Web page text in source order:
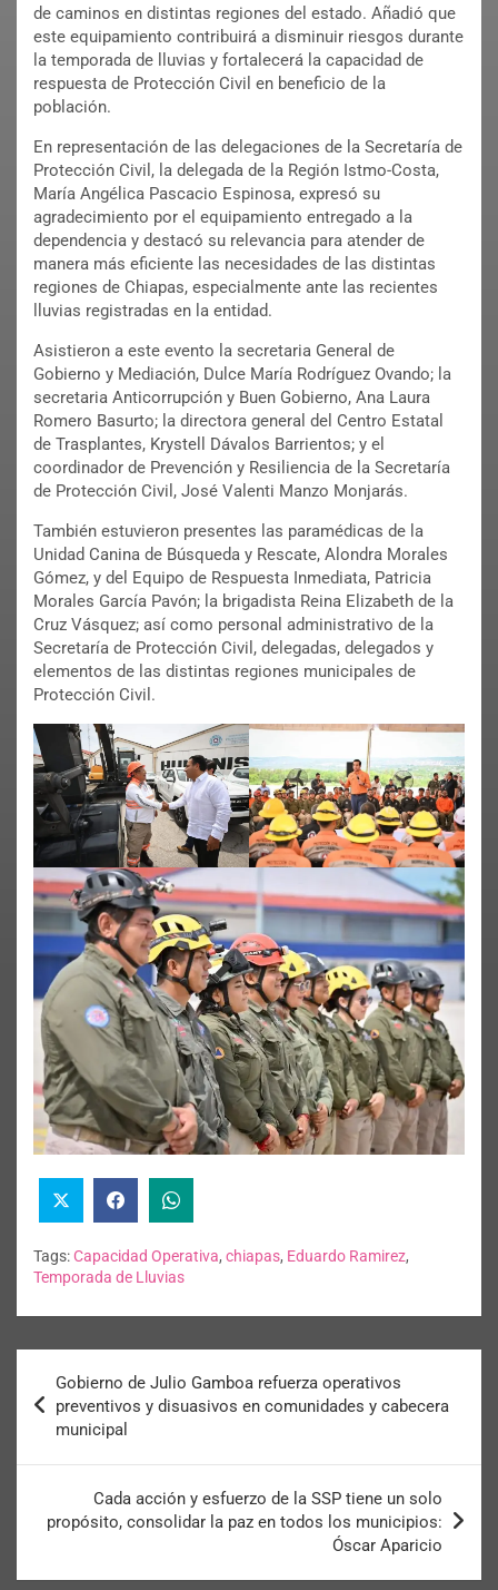
de caminos en distintas regiones del estado. Añadió que
este equipamiento contribuirá a disminuir riesgos durante
la temporada de lluvias y fortalecerá la capacidad de
respuesta de Protección Civil en beneficio de la
población.
En representación de las delegaciones de la Secretaría de
Protección Civil, la delegada de la Región Istmo-Costa,
María Angélica Pascacio Espinosa, expresó su
agradecimiento por el equipamiento entregado a la
dependencia y destacó su relevancia para atender de
manera más eficiente las necesidades de las distintas
regiones de Chiapas, especialmente ante las recientes
lluvias registradas en la entidad.
Asistieron a este evento la secretaria General de
Gobierno y Mediación, Dulce María Rodríguez Ovando; la
secretaria Anticorrupción y Buen Gobierno, Ana Laura
Romero Basurto; la directora general del Centro Estatal
de Trasplantes, Krystell Dávalos Barrientos; y el
coordinador de Prevención y Resiliencia de la Secretaría
de Protección Civil, José Valenti Manzo Monjarás.
También estuvieron presentes las paramédicas de la
Unidad Canina de Búsqueda y Rescate, Alondra Morales
Gómez, y del Equipo de Respuesta Inmediata, Patricia
Morales García Pavón; la brigadista Reina Elizabeth de la
Cruz Vásquez; así como personal administrativo de la
Secretaría de Protección Civil, delegadas, delegados y
elementos de las distintas regiones municipales de
Protección Civil.
Tags:Capacidad Operativa, chiapas, Eduardo Ramirez,
Temporada de Lluvias
Gobierno de Julio Gamboa refuerza operativos
preventivos y disuasivos en comunidades y cabecera
municipal
Cada acción y esfuerzo de la SSP tiene un solo
propósito, consolidar la paz en todos los municipios:
Óscar Aparicio